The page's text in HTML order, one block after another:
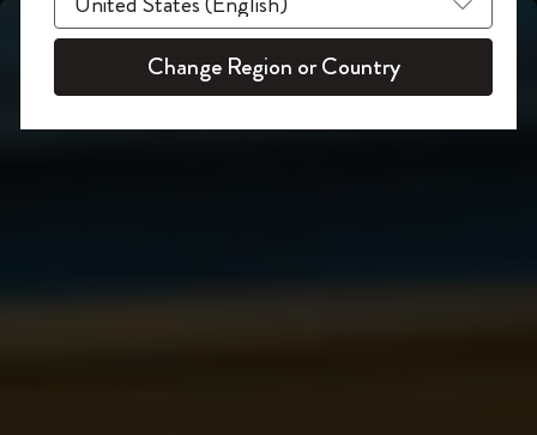
今すぐ会員登録 !
Change Region or Country